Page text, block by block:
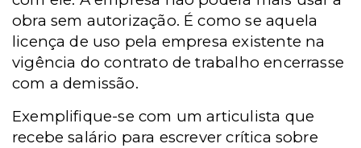
obra sem autorização. É como se aquela
licença de uso pela empresa existente na
vigência do contrato de trabalho encerrasse
com a demissão.
Exemplifique-se com um articulista que
recebe salário para escrever crítica sobre